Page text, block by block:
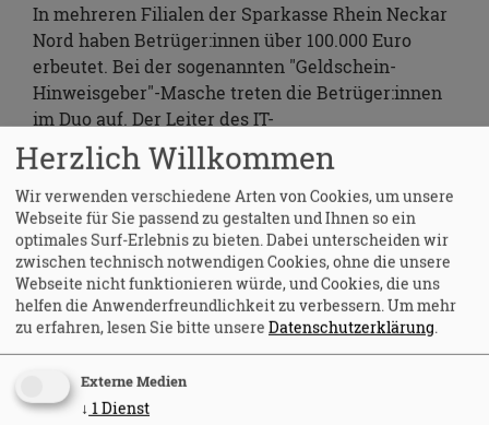
In mehreren Filialen der Sparkasse Rhein Neckar
Nord haben Betrüger:innen über 100.000 Euro
erbeutet. Bei der sogenannten "Geldschein-
Hinweisgeber"-Masche treten die Betrüger:innen
im Duo auf. Der Leiter des IT-
Sicherheitmanagements der Sparkasse rät, das
Tastenfeld bei der PIN-Eingabe grundsätzlich mit
der Hand abzuschirmen, sich beim Geld abheben
nicht ablenken zu lassen und bei ungewöhnlichen
Beobachtungen der Bank Bescheid zu geben.
Weiterlesen
Phishing-Angriffe: Betrüger:innen missbrauchen
Mit auf Datendiebstahl spezialisierter Malware
Herzlich Willkommen
Wir verwenden verschiedene Arten von Cookies, um unsere
Webseite für Sie passend zu gestalten und Ihnen so ein
optimales Surf-Erlebnis zu bieten. Dabei unterscheiden wir
zwischen technisch notwendigen Cookies, ohne die unsere
Webseite nicht funktionieren würde, und Cookies, die uns
helfen die Anwenderfreundlichkeit zu verbessern. Um mehr
zu erfahren, lesen Sie bitte unsere Datenschutzerklärung.
Externe Medien
↓ 1 Dienst